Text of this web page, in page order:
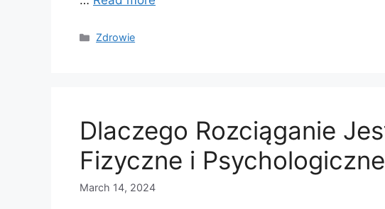
Categories
Zdrowie
Dlaczego Rozciąganie
Fizyczne i
March 14, 2024